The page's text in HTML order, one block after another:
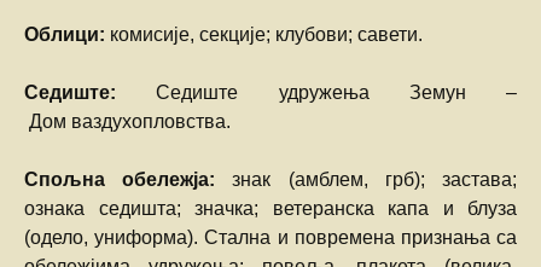
Облици: комисије, секције; клубови; савети.
Седиште: Седиште удружења Земун –
Дом ваздухопловства.
Спољна обележја:знак (амблем, грб); застава;
ознака седишта; значка; ветеранска капа и блуза
(одело, униформа). Стална и повремена признања са